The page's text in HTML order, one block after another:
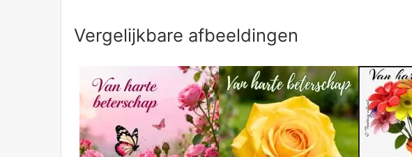
Vergelijkbare afbeeldingen